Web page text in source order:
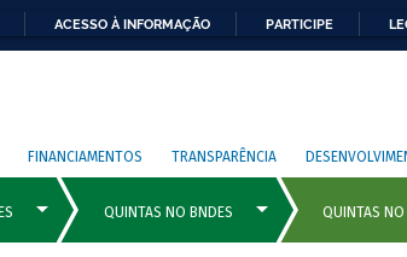
ACESSO À INFORMAÇÃO PARTICIPE
FINANCIAMENTOS TRANSPARÊNCIA